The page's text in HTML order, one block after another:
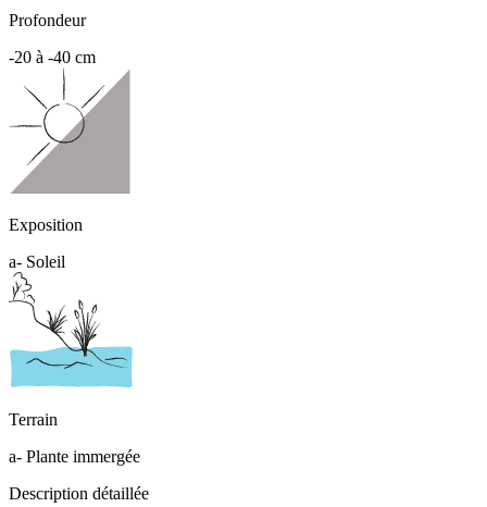
Profondeur
-20 à -40 cm
Exposition
a- Soleil
Terrain
a- Plante immergée
Description détaillée